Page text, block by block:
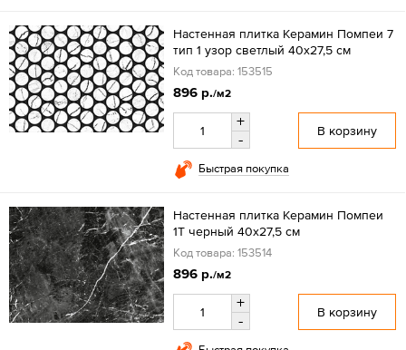
Настенная плитка Керамин Помпеи 7
тип 1 узор светлый 40х27,5 см
Код товара: 153515
896 р./м2
+
-
В корзину
Быстрая покупка
Настенная плитка Керамин Помпеи
1Т черный 40х27,5 см
Код товара: 153514
896 р./м2
+
-
В корзину